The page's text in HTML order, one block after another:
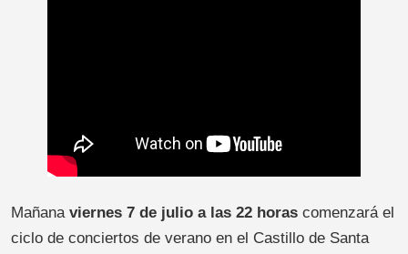
Mañana viernes 7 de julio a las 22 horas comenzará el
ciclo de conciertos de verano en el Castillo de Santa